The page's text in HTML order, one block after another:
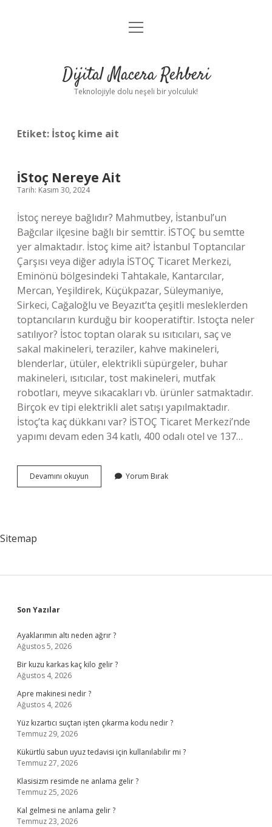
Anasayfa
Yasal Uyarı
menüyü
Dijital Macera Rehberi
Teknolojiyle dolu neşeli bir yolculuk!
Etiket: İstoç kime ait
İStoç Nereye Ait
Tarih: Kasım 30, 2024
İstoç nereye bağlıdır? Mahmutbey, İstanbul’un
Bağcılar ilçesine bağlı bir semttir. İSTOÇ bu semtte
yer almaktadır. İstoç kime ait? İstanbul Toptancılar
Çarşısı veya diğer adıyla İSTOÇ Ticaret Merkezi,
Eminönü bölgesindeki Tahtakale, Kantarcılar,
Mercan, Yeşildirek, Küçükpazar, Süleymaniye,
Sirkeci, Cağaloğlu ve Beyazıt’ta çeşitli mesleklerden
toptancıların kurduğu bir kooperatiftir. Istoçta neler
satılıyor? İstoc toptan olarak su ısıtıcıları, saç ve
sakal makineleri, teraziler, kahve makineleri,
blenderlar, ütüler, elektrikli süpürgeler, buhar
makineleri, ısıtıcılar, tost makineleri, mutfak
robotları, meyve sıkacakları vb. ürünler satmaktadır.
Birçok ev tipi elektrikli alet satışı yapılmaktadır.
İstoç’ta kaç dükkanı var? İSTOÇ Ticaret Merkezi’nde
yapımı devam eden 34 katlı, 400 odalı otel ve 137…
Devamını okuyun
Nereye
Yorum Bırak
Sitemap
Sidebar
Son Yazılar
Ayaklarımın altı neden ağrır ?
Ağustos 5, 2026
Bir kuzu karkas kaç kilo gelir ?
Ağustos 4, 2026
Apre makinesi nedir ?
Ağustos 4, 2026
Yüz kızartıcı suçtan işten çıkarma kodu nedir ?
Temmuz 29, 2026
Kükürtlü sabun uyuz tedavisi için kullanılabilir mi ?
Temmuz 27, 2026
Klasisizm resimde ne anlama gelir ?
Temmuz 25, 2026
Kal gelmesi ne anlama gelir ?
Temmuz 23, 2026